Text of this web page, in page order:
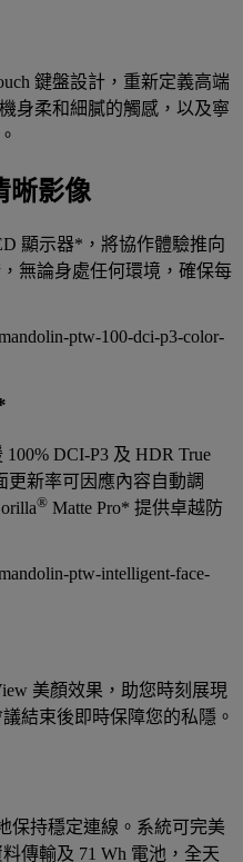
鍵盤設計，重新定義高端
身柔和細膩的觸感，以及寧
晰影像
顯示器*，將協作體驗推向
無論身處任何環境，確保每
DCI-P3 及 HDR True
更新率可因應內容自動調
® Matte Pro* 提供卓越防
美顏效果，助您時刻展現
結束後即時保障您的私隱。
保持穩定連線。系統可完美
傳輸及 71 Wh 電池，全天